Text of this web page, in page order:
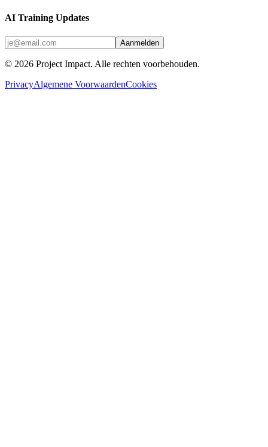
AI Training Updates
Aanmelden
© 2026 Project Impact. Alle rechten voorbehouden.
PrivacyAlgemene VoorwaardenCookies